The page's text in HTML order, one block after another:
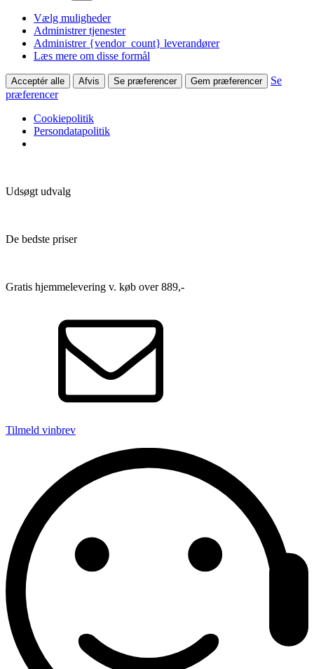
Vælg muligheder
Administrer tjenester
Administrer {vendor_count} leverandører
Læs mere om disse formål
Acceptér alle Afvis Se præferencer Gem præferencer
Se
præferencer
Cookiepolitik
Persondatapolitik
Udsøgt udvalg
De bedste priser
Gratis hjemmelevering v. køb over 889,-
Tilmeld vinbrev